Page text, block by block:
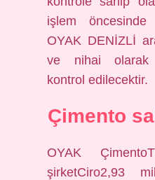
işlem öncesinde
OYAK DENİZLİ
ve nihai olarak
kontrol edilecektir.
Çimento
OYAK
şirketCiro2,93